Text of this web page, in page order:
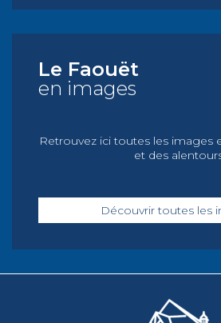
Le Faouët
en images
Retrouvez ici toutes les images
et des
Découvrir toutes les